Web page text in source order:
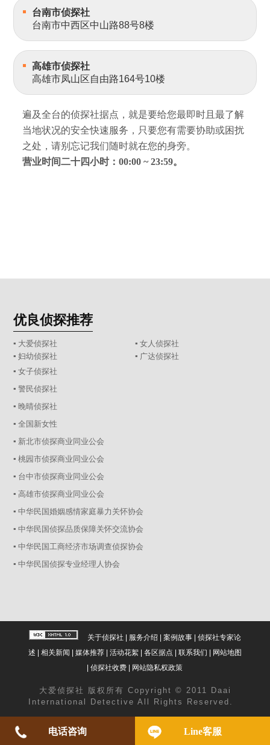
台南市侦探社
台南市中西区中山路88号8楼
高雄市侦探社
高雄市凤山区自由路164号10楼
遍及全台的侦探社据点，就是要给您最即时且最了解
当地状况的安全快速服务，只要您有需要协助或困扰
之处，请别忘记我们随时就在您的身旁。
营业时间二十四小时：00:00 ~ 23:59。
优良侦探推荐
▪ 大爱侦探社
▪ 女人侦探社
▪ 妇幼侦探社
▪ 广达侦探社
▪ 女子侦探社
▪ 警民侦探社
▪ 晚晴侦探社
▪ 全国新女性
▪ 新北市侦探商业同业公会
▪ 桃园市侦探商业同业公会
▪ 台中市侦探商业同业公会
▪ 高雄市侦探商业同业公会
▪ 中华民国婚姻感情家庭暴力关怀协会
▪ 中华民国侦探品质保障关怀交流协会
▪ 中华民国工商经济市场调查侦探协会
▪ 中华民国侦探专业经理人协会
关于侦探社 服务介绍 案例故事| 侦探社专家论
述
相关新闻 媒体推荐| 活动花絮| 各区据点 联系我们
网站地图
|侦探社收费 网站隐私权政策
大爱 侦探社
版权所有 Copyright © 2011 Daai
International Detective All Rights Reserved.
电话咨询 Line客服